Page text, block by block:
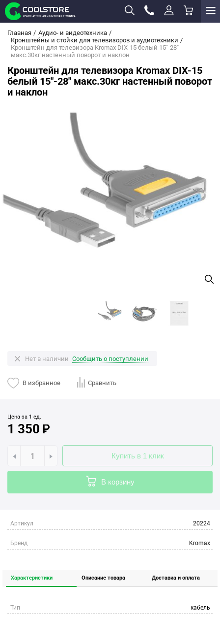
Главная
Аудио- и видеотехника
Кронштейны и стойки для телевизоров и аудиотехники
Кронштейн для телевизора Kromax DIX-15 белый 15"-28"
макс.30кг настенный поворот и наклон
Кронштейн для телевизора Kromax DIX-15
белый 15"-28" макс.30кг настенный поворот
и наклон
Нет в наличии Сообщить о поступлении
В избранное Сравнить
Цена за 1 ед.
1 350
Купить в 1 клик
В корзину
Артикул 20224
Бренд Kromax
Характеристики Описание товара Доставка и оплата
Тип кабель